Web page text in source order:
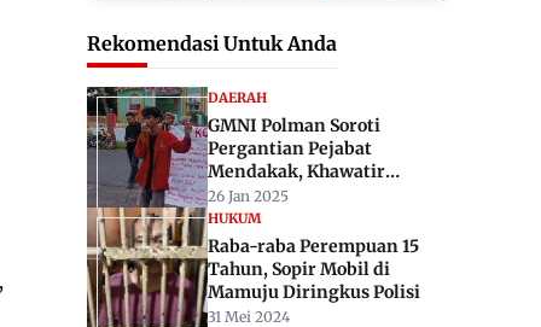
Rekomendasi Untuk Anda
DAERAH
GMNI Polman Soroti
Pergantian Pejabat
Mendakak, Khawatir
Ganggu Stabilitas Birokrasi
26 Jan 2025
HUKUM
Raba-raba Perempuan 15
Tahun, Sopir Mobil di
Mamuju Diringkus Polisi
31 Mei 2024